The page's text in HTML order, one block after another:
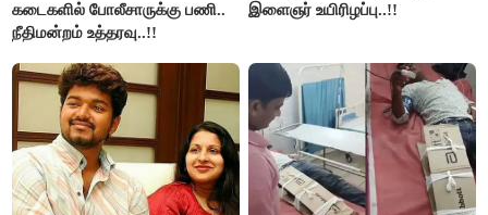
கடைகளில் போலீசாருக்கு பணி..
நீதிமன்றம் உத்தரவு..!!
இளைஞர் உயிரிழப்பு..!!